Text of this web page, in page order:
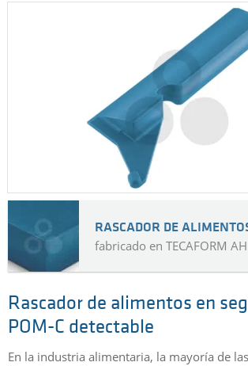
RASCADOR DE
fabricado en TECAFORM
Rascador de alimentos en
POM-C detectable
En la industria alimentaria, la mayoría de